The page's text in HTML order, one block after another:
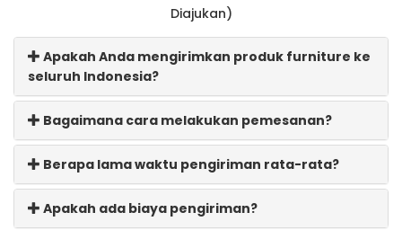
Diajukan)
Apakah Anda mengirimkan produk furniture ke
seluruh Indonesia?
Bagaimana cara melakukan pemesanan?
Berapa lama waktu pengiriman rata-rata?
Apakah ada biaya pengiriman?